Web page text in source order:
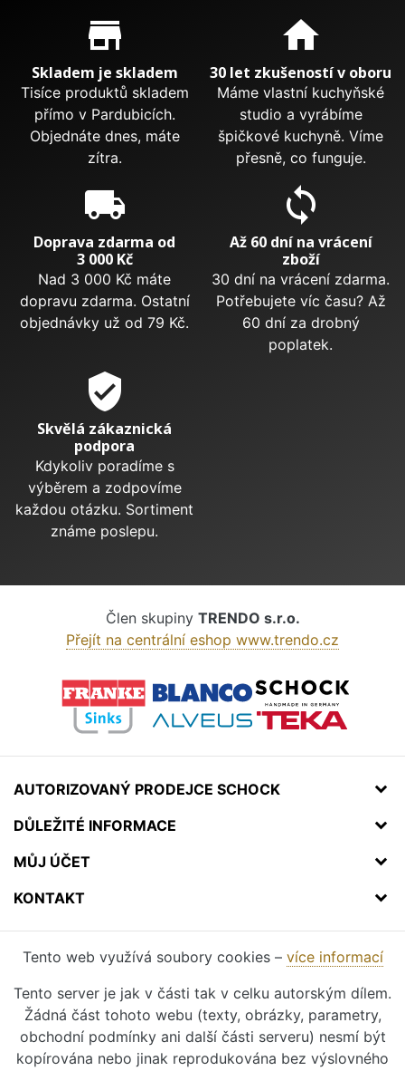
Proč nakupovat u nás?
store_mall_directory
Skladem je skladem
Tisíce produktů skladem
přímo v Pardubicích.
Objednáte dnes, máte
zítra.
home
30 let zkušeností v oboru
Máme vlastní kuchyňské
studio a vyrábíme
špičkové kuchyně. Víme
přesně, co funguje.
local_shipping
Doprava zdarma od
3 000 Kč
Nad 3 000 Kč máte
dopravu zdarma. Ostatní
objednávky už od 79 Kč.
sync
Až 60 dní na vrácení
zboží
30 dní na vrácení zdarma.
Potřebujete víc času? Až
60 dní za drobný
poplatek.
verified_user
Skvělá zákaznická
podpora
Kdykoliv poradíme s
výběrem a zodpovíme
každou otázku. Sortiment
známe poslepu.
Člen skupiny TRENDO s.r.o.
Přejít na centrální eshop www.trendo.cz
AUTORIZOVANÝ PRODEJCE SCHOCK
DŮLEŽITÉ INFORMACE
MŮJ ÚČET
KONTAKT
Tento web využívá soubory cookies – více informací
Tento server je jak v části tak v celku autorským dílem.
Žádná část tohoto webu (texty, obrázky, parametry,
obchodní podmínky ani další části serveru) nesmí být
kopírována nebo jinak reprodukována bez výslovného